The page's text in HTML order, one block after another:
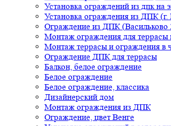
Установка ограждений из дпк на
Установка ограждения из ДПК
Ограждение из ДПК (Васильково
Монтаж ограждения для
Монтаж террасы и ограждения в
Ограждение ДПК для террасы
Балкон, белое ограждение
Белое ограждение
Белое ограждение, классика
Дизайнерский дом
Монтаж ограждения из ДПК
Ограждение, цвет Венге